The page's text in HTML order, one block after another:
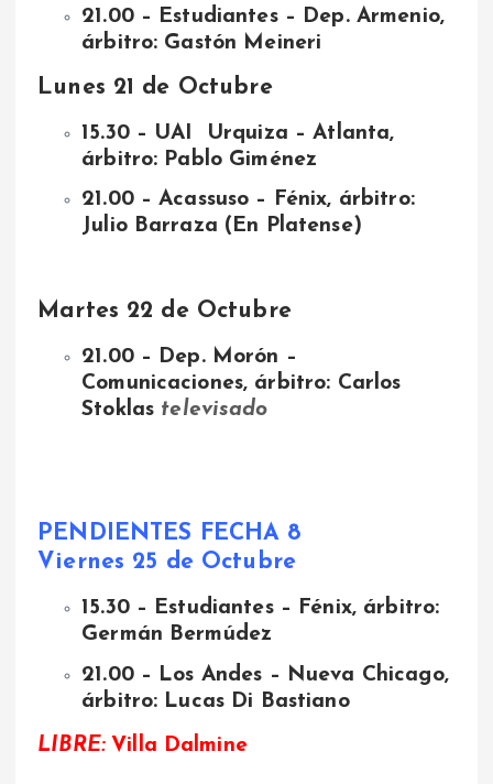
21.00 – Estudiantes – Dep. Armenio,
árbitro: Gastón Meineri
Lunes 21 de Octubre
15.30 – UAI Urquiza – Atlanta,
árbitro: Pablo Giménez
21.00 – Acassuso – Fénix, árbitro:
Julio Barraza (En Platense)
Martes 22 de Octubre
21.00 – Dep. Morón –
Comunicaciones, árbitro: Carlos
Stoklas televisado
PENDIENTES FECHA 8
Viernes 25 de Octubre
15.30 – Estudiantes – Fénix, árbitro:
Germán Bermúdez
21.00 – Los Andes – Nueva Chicago,
árbitro: Lucas Di Bastiano
LIBRE: Villa Dalmine